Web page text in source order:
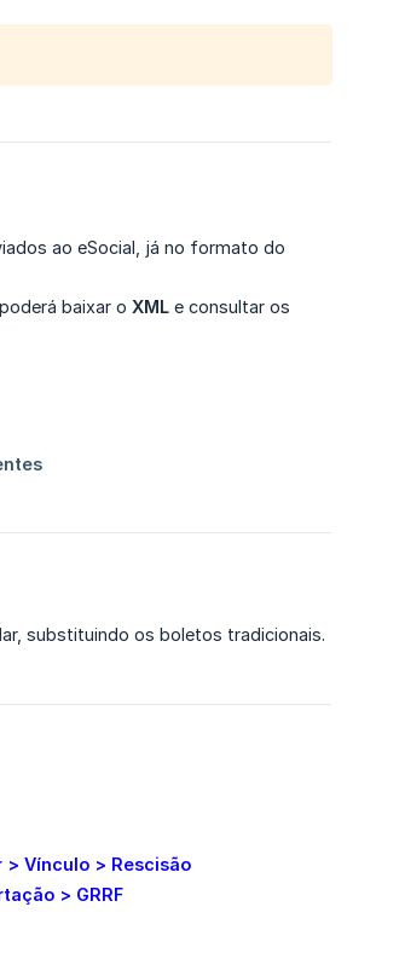
ao eSocial, já no formato do
baixar o XML e consultar os
substituindo os boletos tradicionais.
> Vínculo > Rescisão
> GRRF